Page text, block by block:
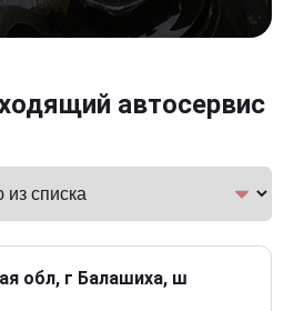
автосервис
обл, г Балашиха, ш